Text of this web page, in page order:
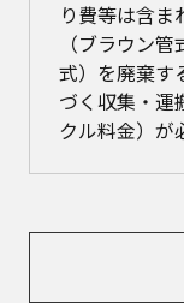
り費等は含ま
（ブラウン
式）を廃棄す
づく収集・運
クル料金）が